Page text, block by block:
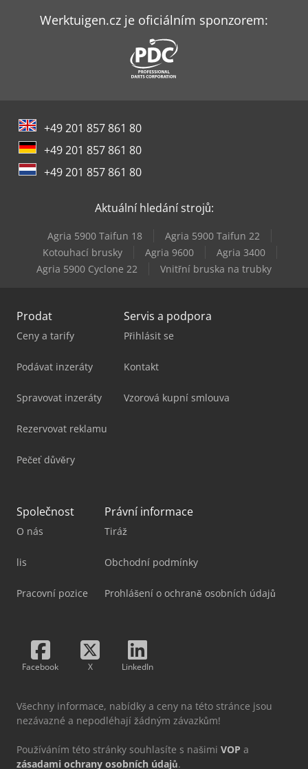
Werktuigen.cz je oficiálním sponzorem:
+49 201 857 861 80
+49 201 857 861 80
+49 201 857 861 80
Aktuální hledání strojů:
Agria 5900 Taifun 18
Agria 5900 Taifun 22
Kotouhací brusky
Agria 9600
Agria 3400
Agria 5900 Cyclone 22
Vnitřní bruska na trubky
Prodat
Ceny a tarify
Podávat inzeráty
Spravovat inzeráty
Rezervovat reklamu
Pečeť důvěry
Servis a podpora
Přihlásit se
Kontakt
Vzorová kupní smlouva
Společnost
O nás
lis
Pracovní pozice
Právní informace
Tiráž
Obchodní podmínky
Prohlášení o ochraně osobních údajů
Facebook X LinkedIn
Všechny informace, nabídky a ceny na této stránce jsou
nezávazné a nepodléhají žádným závazkům!
Používáním této stránky souhlasíte s našimi VOP a
zásadami ochrany osobních údajů.